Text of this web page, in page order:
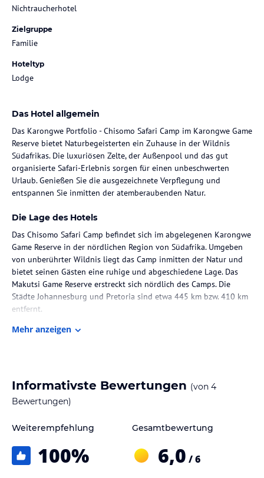
Nichtraucherhotel
Zielgruppe
Familie
Hoteltyp
Lodge
Das Hotel allgemein
Das Karongwe Portfolio - Chisomo Safari Camp im Karongwe Game
Reserve bietet Naturbegeisterten ein Zuhause in der Wildnis
Südafrikas. Die luxuriösen Zelte, der Außenpool und das gut
organisierte Safari-Erlebnis sorgen für einen unbeschwerten
Urlaub. Genießen Sie die ausgezeichnete Verpflegung und
entspannen Sie inmitten der atemberaubenden Natur.
Die Lage des Hotels
Das Chisomo Safari Camp befindet sich im abgelegenen Karongwe
Game Reserve in der nördlichen Region von Südafrika. Umgeben
von unberührter Wildnis liegt das Camp inmitten der Natur und
bietet seinen Gästen eine ruhige und abgeschiedene Lage. Das
Makutsi Game Reserve erstreckt sich nördlich des Camps. Die
Städte Johannesburg und Pretoria sind etwa 445 km bzw. 410 km
entfernt.
Zimmer / Unterbringung im Hotel
einem kombinierten Wohn- und Schlafbereich ausgestattet. Die
Zimmer sind mit einem Kingsize-Bett, Moskitonetzen, einem Safe,
ist ebenfalls kostenlos verfügbar. Das private Duschbad bietet
über einen Balkon oder eine Terrasse mit Sitzgelegenheiten.
Mehr anzeigen
Informativste Bewertungen (von 4
Bewertungen)
Weiterempfehlung
100%
Gesamtbewertung
6,0 / 6